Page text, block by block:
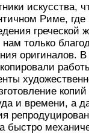
искусства,
Риме, где
только
оригиналов.
и времени, а